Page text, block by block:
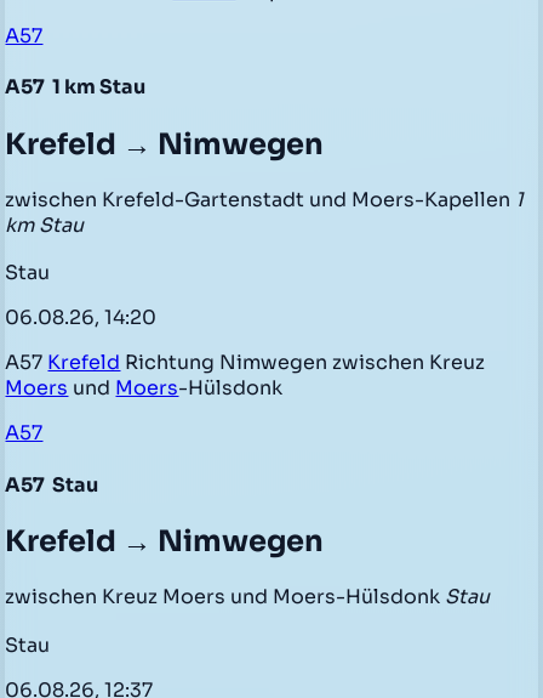
A57
A57 1 km Stau
Krefeld → Nimwegen
zwischen Krefeld-Gartenstadt und Moers-Kapellen 1
km Stau
Stau
06.08.26, 14:20
A57 Krefeld Richtung Nimwegen zwischen Kreuz
Moers und Moers-Hülsdonk
A57
A57 Stau
Krefeld → Nimwegen
zwischen Kreuz Moers und Moers-Hülsdonk Stau
Stau
06.08.26, 12:37